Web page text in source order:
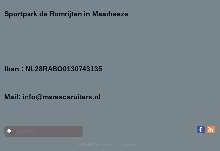
Sportpark de Romrijten in Maarheeze
Iban : NL28RABO0130743135
Mail: info@marescaruiters.nl
838941
bezoekers - 1 online